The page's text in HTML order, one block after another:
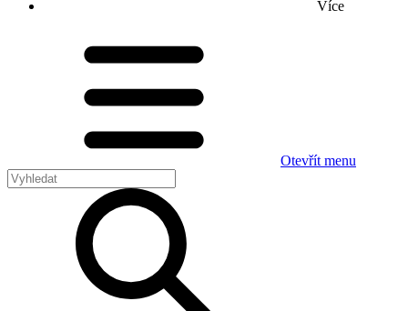
Více
Otevřít menu